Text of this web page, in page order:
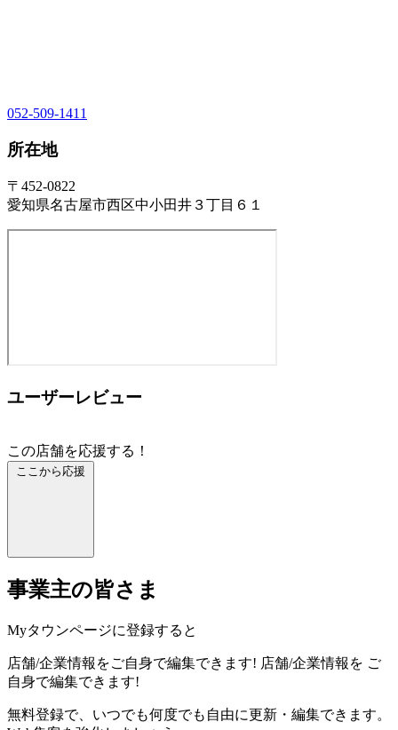
052-509-1411
所在地
〒452-0822
愛知県名古屋市西区中小田井３丁目６１
ユーザーレビュー
この店舗を応援する！
ここから応援
事業主の皆さま
Myタウンページに登録すると
店舗/企業情報をご自身で編集できます! 店舗/企業情報を ご
自身で編集できます!
無料登録で、いつでも何度でも自由に更新・編集できます。